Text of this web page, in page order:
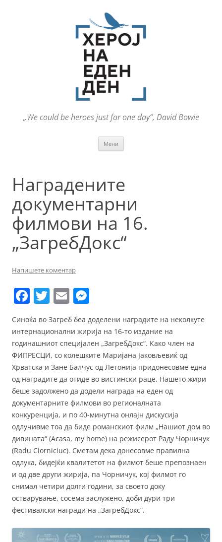
„We could be heroes just for one day“, David Bowie
Мени
Наградените
документарни
филмови на 16.
„ЗагребДокс“
Напишете коментар
F
a
c
e
b
o
o
k
T
w
itt
er
E
m
ai
l
ss
e
n
g
er
Синоќа во Загреб беа доделени наградите на неколкуте
интернационални жирија на 16-то издание на
годинашниот специјален „ЗагребДокс“. Како член на
ФИПРЕСЦИ, со колешките Маријана Јаковљевиќ од
Хрватска и Зане Балчус од Летонија придонесовме една
од наградите да отиде во вистински раце. Нашето жири
беше задолжено да додели награда на еден од
документарните филмови во регионалната
конкуренција, и по 40-минутна онлајн дискусија
одлучивме тоа да биде романскиот филм „Нашиот дом во
дивината“ (Acasa, my home) на режисерот Раду Чорничук
(Radu Ciorniciuc). Сметам дека донесовме правилна
одлука, бидејќи квалитетот на филмот беше препознаен
и од две други жирија, па Чорничук, кој филмот го
снимал четири долги години, за своето доку
остварување, сосема заслужено, доби дури три
фестивалски награди на „ЗагребДокс“.